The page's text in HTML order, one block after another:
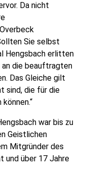
Da nicht
Sie selbst
Hengsbach erlitten
an die beauftragten
Das Gleiche gilt
sind, die für die
war bis zu
Geistlichen
Mitgründer des
und über 17 Jahre